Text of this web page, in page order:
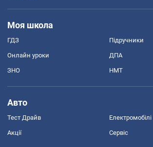
Моя школа
ГДЗ Підручники
Онлайн уроки ДПА
ЗНО НМТ
Авто
Тест Драйв Електромобілі
Акції Сервіс